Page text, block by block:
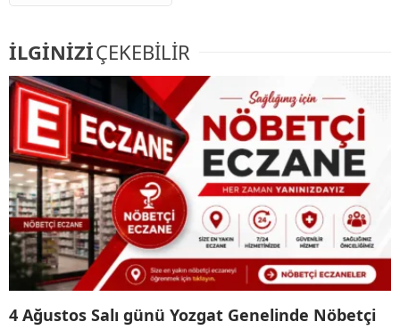
İLGİNİZİÇEKEBİLİR
4 Ağustos Salı günü Yozgat Genelinde Nöbetçi